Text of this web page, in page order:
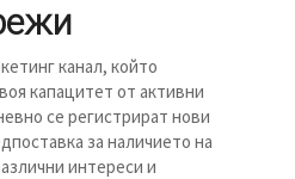
канал, който
капацитет от активни
се регистрират нови
за наличието на
интереси и